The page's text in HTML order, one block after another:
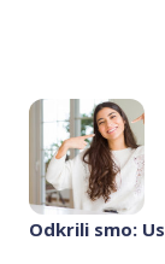
Odkrili smo: